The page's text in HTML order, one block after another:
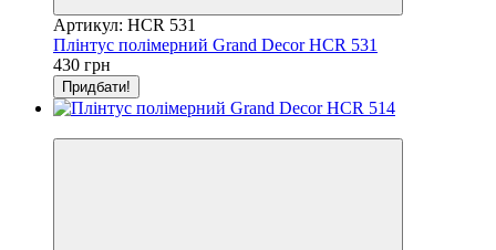
Артикул: HCR 531
Плінтус полімерний Grand Decor HCR 531
430 грн
Придбати!